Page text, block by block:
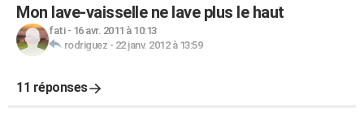
Mon lave-vaisselle ne lave plus le haut
fati- 16 avr. 2011 à 10:13
rodriguez - 22 janv. 2012 à 13:59
11 réponses